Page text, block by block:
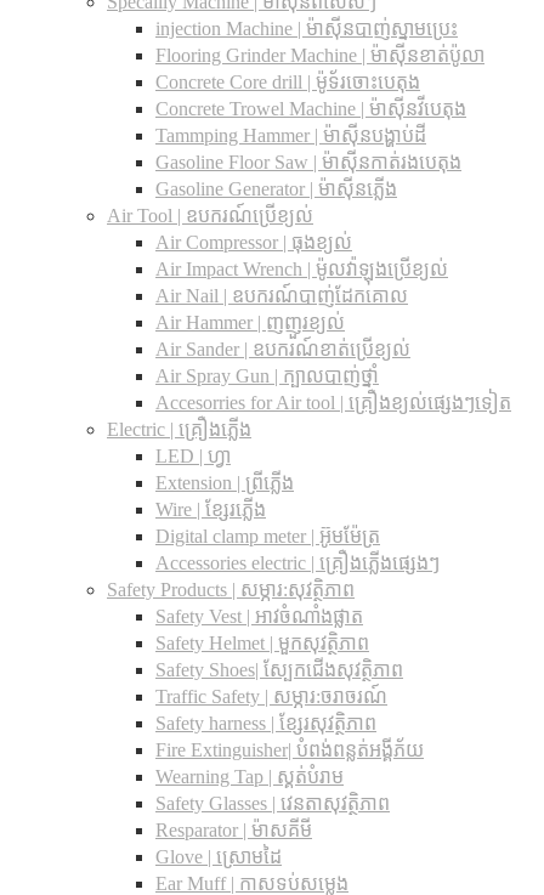
injection Machine | ម៉ាស៊ីនបាញ់ស្នាមប្រេះ
Flooring Grinder Machine | ម៉ាស៊ីនខាត់ប៉ូលា
Concrete Core drill | ម៉ូទ័រចោះបេតុង
Concrete Trowel Machine | ម៉ាស៊ីនវីបេតុង
Tammping Hammer | ម៉ាស៊ីនបង្ហាប់ដី
Gasoline Floor Saw | ម៉ាស៊ីនកាត់រងបេតុង
Gasoline Generator | ម៉ាស៊ីនភ្លើង
Air Tool | ឧបករណ៍ប្រើខ្យល់
Air Compressor | ធុងខ្យល់
Air Impact Wrench | ម៉ូលវ៉ាឡុងប្រើខ្យល់
Air Nail | ឧបករណ៍បាញ់ដែកគោល
Air Hammer | ញញួរខ្យល់
Air Sander | ឧបករណ៍ខាត់ប្រើខ្យល់
Air Spray Gun | ក្បាលបាញ់ថ្នាំ
Accesorries for Air tool | គ្រឿងខ្យល់ផ្សេងៗទៀត
Electric | គ្រឿងភ្លើង
LED | ហ្វា
Extension | ព្រីភ្លើង
Wire | ខ្សែរភ្លើង
Digital clamp meter | អ៊ូមម៉ែត្រ
Accessories electric | គ្រឿងភ្លើងផ្សេងៗ
Safety Products | សម្ភារ:សុវត្ថិភាព
Safety Vest | អាវចំណាំងផ្លាត
Safety Helmet | មួកសុវត្ថិភាព
Safety Shoes| ស្បែកជើងសុវត្ថិភាព
Traffic Safety​ | សម្ភារ:ចរាចរណ៍
Safety harness | ខ្សែរសុវត្ថិភាព
Fire Extinguisher| បំពង់ពន្លត់អង្គីភ័យ
Wearning Tap | ស្គត់បំរាម
Safety Glasses | វេនតាសុវត្ថិភាព
Resparator | ម៉ាសគីមី
Glove | ស្រោមដៃ
Ear Muff | កាសទប់សម្លេង